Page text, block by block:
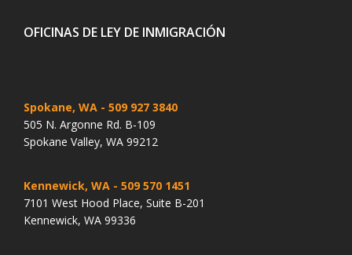
OFICINAS DE LEY DE INMIGRACIÓN
Spokane, WA - 509 927 3840
505 N. Argonne Rd. B-109
Spokane Valley, WA 99212
Kennewick, WA - 509 570 1451
7101 West Hood Place, Suite B-201
Kennewick, WA 99336